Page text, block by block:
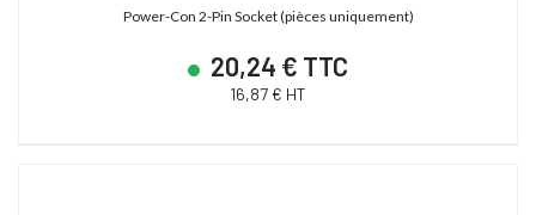
Power-Con 2-Pin Socket (pièces uniquement)
20,24 € TTC
16,87 € HT